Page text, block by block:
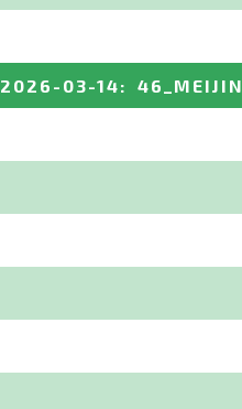
2026-03-14: